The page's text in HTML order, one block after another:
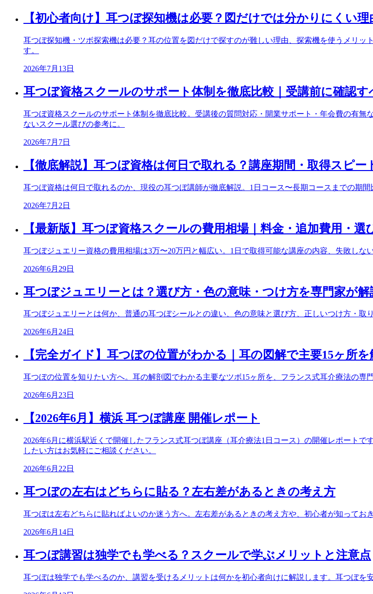
【初心者向け】耳つぼ探知機は必要？図だけでは分かりにくい
耳つぼ探知機・ツボ探索機は必要？耳の位置を図だけで探すのが難しい理由、探索機を使うメリ
す。
2026年7月13日
耳つぼ資格スクールのサポート体制を徹底比較｜受講前に確認
耳つぼ資格スクールのサポート体制を徹底比較。受講後の質問対応・開業サポート・年会費の有
ないスクール選びの参考に。
2026年7月7日
【徹底解説】耳つぼ資格は何日で取れる？講座期間・取得スピー
耳つぼ資格は何日で取れるのか、現役の耳つぼ講師が徹底解説。1日コース〜長期コースまでの期
2026年7月2日
【最新版】耳つぼ資格スクールの費用相場｜料金・追加費用・選
耳つぼジュエリー資格の費用相場は3万〜20万円と幅広い。1日で取得可能な講座の内容、失敗し
2026年6月29日
耳つぼジュエリーとは？選び方・色の意味・つけ方を専門家が解
耳つぼジュエリーとは何か、普通の耳つぼシールとの違い、色の意味と選び方、正しいつけ方・取
2026年6月24日
【完全ガイド】耳つぼの位置がわかる｜耳の図解で主要15ヶ所を
耳つぼの位置を知りたい方へ。耳の解剖図でわかる主要なツボ15ヶ所を、フランス式耳介療法の専
2026年6月23日
【2026年6月】横浜 耳つぼ講座 開催レポート
2026年6月に横浜駅近くで開催したフランス式耳つぼ講座（耳介療法1日コース）の開催レポート
したい方はお気軽にご相談ください。
2026年6月22日
耳つぼの左右はどちらに貼る？左右差があるときの考え方
耳つぼは左右どちらに貼ればよいのか迷う方へ。左右差があるときの考え方や、初心者が知ってお
2026年6月14日
耳つぼ講習は独学でも学べる？スクールで学ぶメリットと注意点
耳つぼは独学でも学べるのか、講習を受けるメリットは何かを初心者向けに解説します。耳つぼを